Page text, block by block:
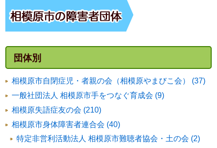
団体別
相模原市自閉症児・者親の会（相模原やまびこ会） (37)
一般社団法人 相模原市手をつなぐ育成会 (9)
相模原失語症友の会 (210)
相模原市身体障害者連合会 (40)
特定非営利活動法人 相模原市難聴者協会・土の会 (2)